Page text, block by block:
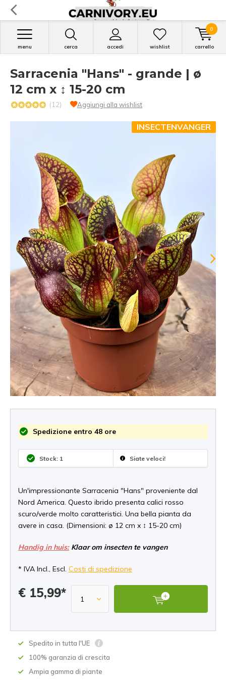
cerca accedi
menu wishlist carrello
0
Sarracenia "Hans" - grande | ø
12 cm x ↕ 15-20 cm
(12) Aggiungi alla wishlist
INSECTENVANGER
Spedizione entro 48 ore
Stock: 1 Siate veloci!
Un'impressionante Sarracenia "Hans" proveniente dal
Nord America. Questo ibrido presenta calici rosso
scuro/verde molto caratteristici. Una bella pianta da
avere in casa. (Dimensioni: ø 12 cm x ↕ 15-20 cm)
Handig in huis:Klaar om insecten te vangen
* IVA Incl., Escl. Costi di spedizione
€ 15,99*
Spedito in tutta l'UE
100% garanzia di crescita
Ampia gamma di piante